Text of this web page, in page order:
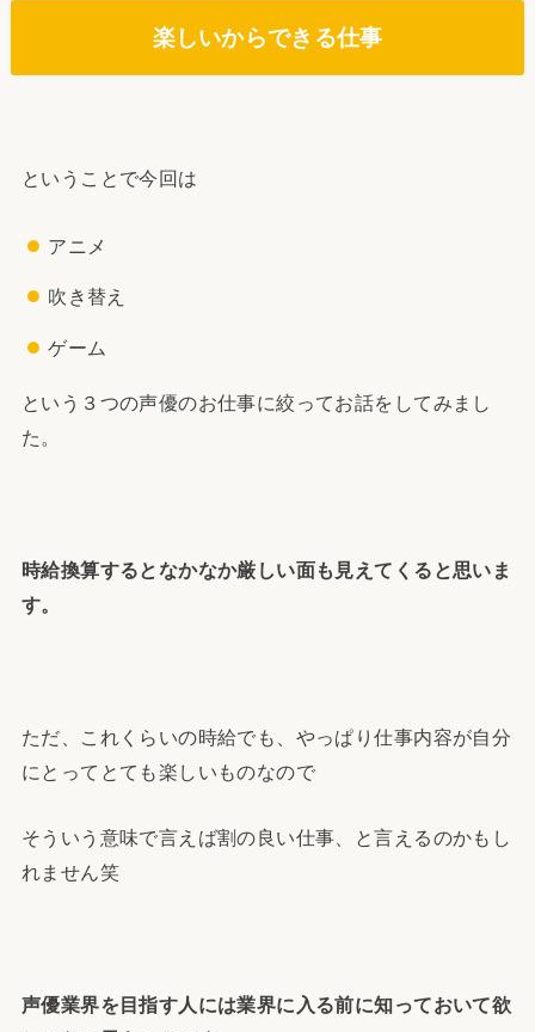
楽しいからできる仕事
ということで今回は
アニメ
吹き替え
ゲーム
という３つの声優のお仕事に絞ってお話をしてみまし
た。
時給換算するとなかなか厳しい面も見えてくると思いま
す。
ただ、これくらいの時給でも、やっぱり仕事内容が自分
にとってとても楽しいものなので
そういう意味で言えば割の良い仕事、と言えるのかもし
れません笑
声優業界を目指す人には業界に入る前に知っておいて欲